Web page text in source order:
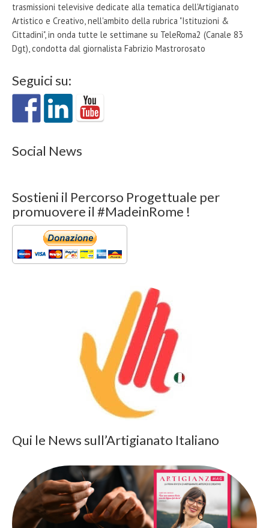
trasmissioni televisive dedicate alla tematica dell'Artigianato
Artistico e Creativo, nell'ambito della rubrica "Istituzioni &
Cittadini", in onda tutte le settimane su TeleRoma2 (Canale 83
Dgt), condotta dal giornalista Fabrizio Mastrorosato
Seguici su:
Social News
Sostieni il Percorso Progettuale per
promuovere il #MadeinRome !
Qui le News sull’Artigianato Italiano